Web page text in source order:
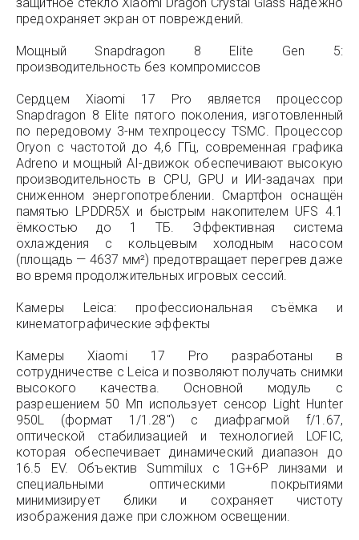
предохраняет экран от повреждений.
Мощный Snapdragon 8 Elite Gen 5:
производительность без компромиссов
Сердцем Xiaomi 17 Pro является процессор
Snapdragon 8 Elite пятого поколения, изготовленный
по передовому 3-нм техпроцессу TSMC. Процессор
Oryon с частотой до 4,6 ГГц, современная графика
Adreno и мощный AI-движок обеспечивают высокую
производительность в CPU, GPU и ИИ-задачах при
сниженном энергопотреблении. Смартфон оснащён
памятью LPDDR5X и быстрым накопителем UFS 4.1
ёмкостью до 1 ТБ. Эффективная система
охлаждения с кольцевым холодным насосом
(площадь — 4637 мм²) предотвращает перегрев даже
во время продолжительных игровых сессий.
Камеры Leica: профессиональная съёмка и
кинематографические эффекты
Камеры Xiaomi 17 Pro разработаны в
сотрудничестве с Leica и позволяют получать снимки
высокого качества. Основной модуль с
разрешением 50 Мп использует сенсор Light Hunter
950L (формат 1/1.28″) с диафрагмой f/1.67,
оптической стабилизацией и технологией LOFIC,
которая обеспечивает динамический диапазон до
16.5 EV. Объектив Summilux с 1G+6P линзами и
специальными оптическими покрытиями
минимизирует блики и сохраняет чистоту
изображения даже при сложном освещении.